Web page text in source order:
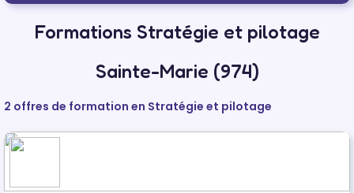
Formations Stratégie et pilotage
Sainte-Marie (974)
2 offres de formation en Stratégie et pilotage